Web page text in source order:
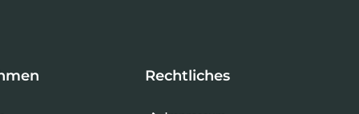
Rechtliches